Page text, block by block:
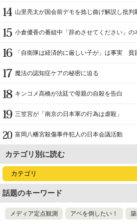
山里亮太が国会前デモを捻じ曲げ解説し批判
小倉優香の番組中「辞めさせてください」
「自衛隊は経済的に厳しい子が」は事実 貧
魔法の認知症ケアの秘密に迫る
キンコメ高橋が法廷で母親の自殺を告白
三笠宮が「南京の日本軍の行為は虐殺」
富岡八幡宮殺傷事件犯人の日本会議活動
カテゴリ別に読む
話題のキーワード
メディア定点観測 アベを倒したい！